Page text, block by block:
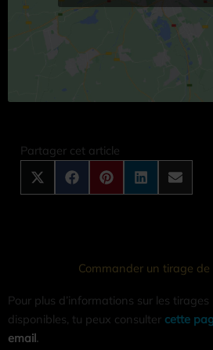
Partager cet article
X
(Twitter)
FacebookPinterest
Commander un tirage
Pour plus d’informations sur les
disponibles, tu peux consulter cette
email.